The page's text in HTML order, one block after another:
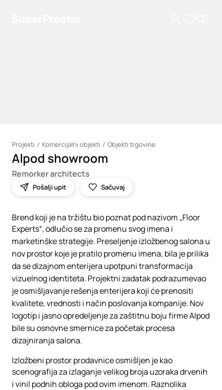
Loading
Projekti Komercijalni objekti Objekti trgovine
Alpod showroom
Remorker architects
Pošalji upit Sačuvaj
Brend koji je na tržištu bio poznat pod nazivom „Floor
Experts“, odlučio se za promenu svog imena i
marketinške strategije. Preseljenje izložbenog salona u
nov prostor koje je pratilo promenu imena, bila je prilika
da se dizajnom enterijera upotpuni transformacija
vizuelnog identiteta. Projektni zadatak podrazumevao
je osmišljavanje rešenja enterijera koji će prenositi
kvalitete, vrednosti i način poslovanja kompanije. Nov
logotip i jasno opredeljenje za zaštitnu boju firme Alpod
bile su osnovne smernice za početak procesa
dizajniranja salona.
Izložbeni prostor prodavnice osmišljen je kao
scenografija za izlaganje velikog broja uzoraka drvenih
i vinil podnih obloga pod ovim imenom. Raznolika